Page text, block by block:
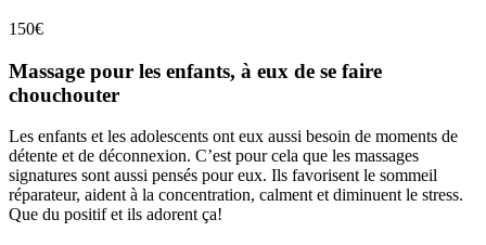
150€
Massage pour les enfants, à eux de se faire
chouchouter
Les enfants et les adolescents ont eux aussi besoin de moments de
détente et de déconnexion. C’est pour cela que les massages
signatures sont aussi pensés pour eux. Ils favorisent le sommeil
réparateur, aident à la concentration, calment et diminuent le stress.
Que du positif et ils adorent ça!